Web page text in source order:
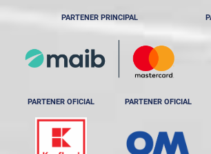
PARTENER PRINCIPAL
PARTENER OFICIAL PARTENER OFICIAL